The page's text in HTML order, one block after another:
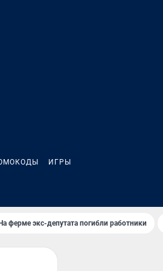
ИГРЫ
ферме экс-депутата погибли работники